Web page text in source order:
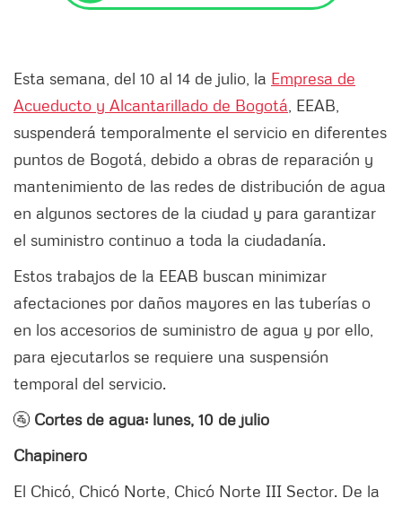
Esta semana, del 10 al 14 de julio, la Empresa de
Acueducto y Alcantarillado de Bogotá , EEAB,
suspenderá temporalmente el servicio en diferentes
puntos de Bogotá, debido a obras de reparación y
mantenimiento de las redes de distribución de agua
en algunos sectores de la ciudad y para garantizar
el suministro continuo a toda la ciudadanía.
Estos trabajos de la EEAB buscan minimizar
afectaciones por daños mayores en las tuberías o
en los accesorios de suministro de agua y por ello,
para ejecutarlos se requiere una suspensión
temporal del servicio.
🚰 Cortes de agua: lunes, 10 de julio
Chapinero
El Chicó, Chicó Norte, Chicó Norte III Sector. De la